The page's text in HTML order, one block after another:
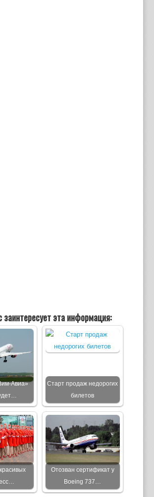
эта информация:
Авиа»
Cтарт продаж недорогих
билетов
Отозван сертификат у
Boeing 737…